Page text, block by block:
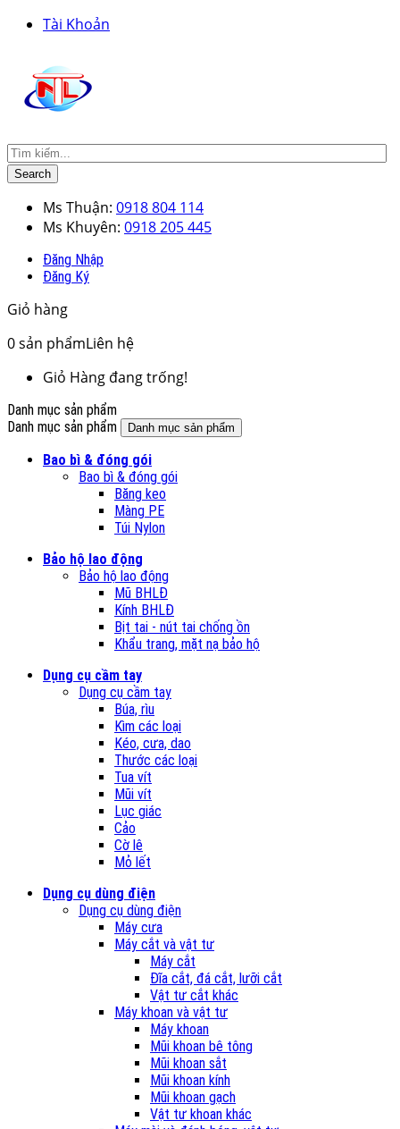
Tài Khoản
Search
Ms Thuận: 0918 804 114
Ms Khuyên: 0918 205 445
Đăng Nhập
Đăng Ký
Giỏ hàng
0sản phẩmLiên hệ
Giỏ Hàng đang trống!
Danh mục sản phẩm
Danh mục sản phẩm
Danh mục sản phẩm
Bao bì & đóng gói
Bao bì & đóng gói
Băng keo
Màng PE
Túi Nylon
Bảo hộ lao động
Bảo hộ lao động
Mũ BHLĐ
Kính BHLĐ
Bịt tai - nút tai chống ồn
Khẩu trang, mặt nạ bảo hộ
Dụng cụ cầm tay
Dụng cụ cầm tay
Búa, rìu
Kìm các loại
Kéo, cưa, dao
Thước các loại
Tua vít
Mũi vít
Lục giác
Cảo
Cờ lê
Mỏ lết
Dụng cụ dùng điện
Dụng cụ dùng điện
Máy cưa
Máy cắt và vật tư
Máy cắt
Đĩa cắt, đá cắt, lưỡi cắt
Vật tư cắt khác
Máy khoan và vật tư
Máy khoan
Mũi khoan bê tông
Mũi khoan sắt
Mũi khoan kính
Mũi khoan gạch
Vật tư khoan khác